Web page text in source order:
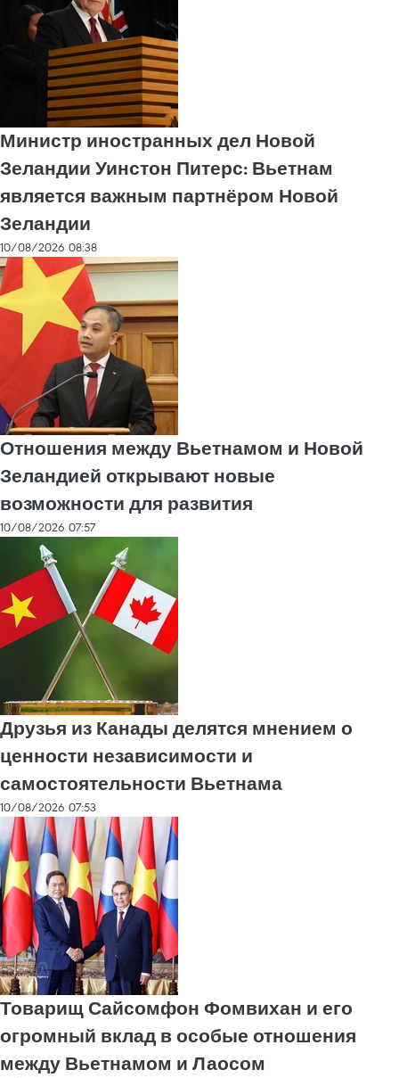
Министр иностранных дел Новой
Зеландии Уинстон Питерс: Вьетнам
является важным партнёром Новой
Зеландии
10/08/2026 08:38
Отношения между Вьетнамом и Новой
Зеландией открывают новые
возможности для развития
10/08/2026 07:57
Друзья из Канады делятся мнением о
ценности независимости и
самостоятельности Вьетнама
10/08/2026 07:53
Товарищ Сайсомфон Фомвихан и его
огромный вклад в особые отношения
между Вьетнамом и Лаосом